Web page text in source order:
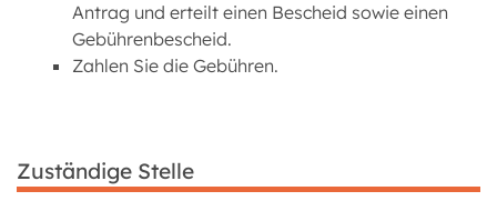
Antrag und erteilt einen Bescheid sowie einen
Gebührenbescheid.
Zahlen Sie die Gebühren.
Zuständige Stelle